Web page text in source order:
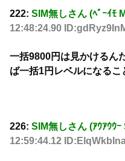
222: SIM無しさん (ﾍﾞｰｲﾓ
12:48:24.90
一括9800円は見かけるん
ば一括1円レベルになるこ
226: SIM無しさん (ｱｳｱｳｳ
12:59:44.12